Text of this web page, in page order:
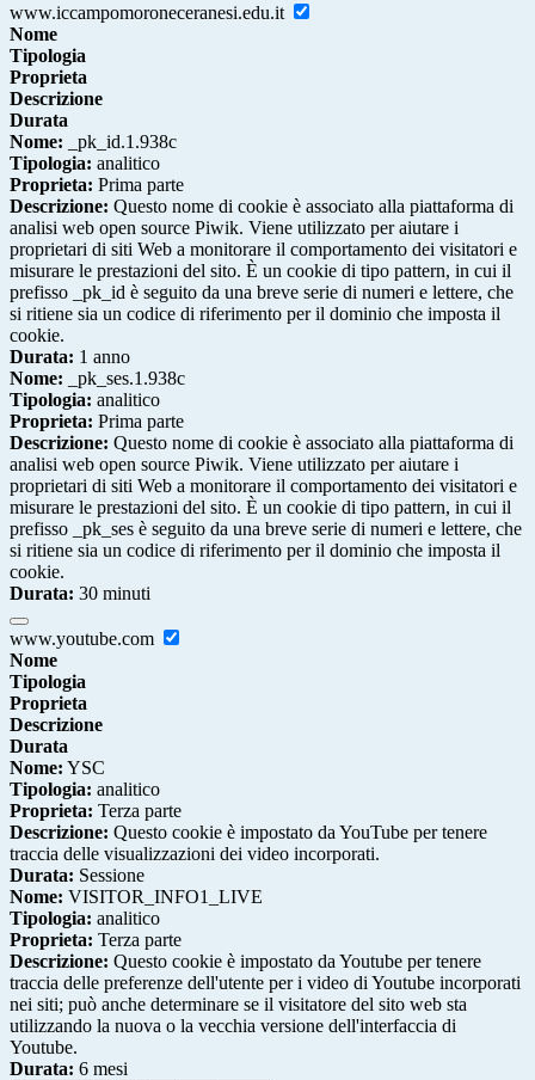
www.iccampomoroneceranesi.edu.it
Nome
Tipologia
Proprieta
Descrizione
Durata
Nome: _pk_id.1.938c
Tipologia: analitico
Proprieta: Prima parte
Descrizione: Questo nome di cookie è associato alla piattaforma di
analisi web open source Piwik. Viene utilizzato per aiutare i
proprietari di siti Web a monitorare il comportamento dei visitatori e
misurare le prestazioni del sito. È un cookie di tipo pattern, in cui il
prefisso _pk_id è seguito da una breve serie di numeri e lettere, che
si ritiene sia un codice di riferimento per il dominio che imposta il
cookie.
Durata: 1 anno
Nome: _pk_ses.1.938c
Tipologia: analitico
Proprieta: Prima parte
Descrizione: Questo nome di cookie è associato alla piattaforma di
analisi web open source Piwik. Viene utilizzato per aiutare i
proprietari di siti Web a monitorare il comportamento dei visitatori e
misurare le prestazioni del sito. È un cookie di tipo pattern, in cui il
prefisso _pk_ses è seguito da una breve serie di numeri e lettere, che
si ritiene sia un codice di riferimento per il dominio che imposta il
cookie.
Durata: 30 minuti
www.youtube.com
Nome
Tipologia
Proprieta
Descrizione
Durata
Nome: YSC
Tipologia: analitico
Proprieta: Terza parte
Descrizione: Questo cookie è impostato da YouTube per tenere
traccia delle visualizzazioni dei video incorporati.
Durata: Sessione
Nome: VISITOR_INFO1_LIVE
Tipologia: analitico
Proprieta: Terza parte
Descrizione: Questo cookie è impostato da Youtube per tenere
traccia delle preferenze dell'utente per i video di Youtube incorporati
nei siti; può anche determinare se il visitatore del sito web sta
utilizzando la nuova o la vecchia versione dell'interfaccia di
Youtube.
Durata: 6 mesi